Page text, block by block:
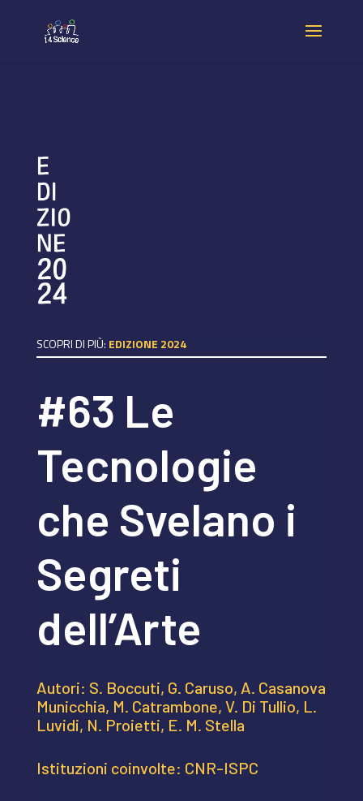
SCOPRI DI PIÙ: EDIZIONE 2024
#63 Le
Tecnologie
che Svelano i
Segreti
dell’Arte
Autori: S. Boccuti, G. Caruso, A. Casanova
Municchia, M. Catrambone, V. Di Tullio, L.
Luvidi, N. Proietti, E. M. Stella
Istituzioni coinvolte: CNR-ISPC